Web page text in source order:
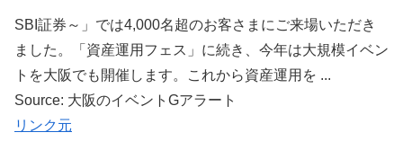
SBI証券～」では4,000名超のお客さまにご来場いただき
ました。「資産運用フェス」に続き、今年は大規模イベン
トを大阪でも開催します。これから資産運用を ...
Source: 大阪のイベントGアラート
リンク元